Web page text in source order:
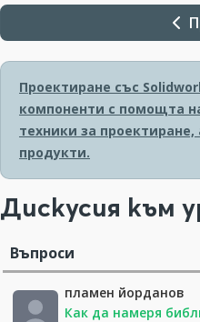
Проектиране със
компоненти с помощта
техники за
продукти.
Дискусия към
Въпроси
пламен йорданов
Как да намеря